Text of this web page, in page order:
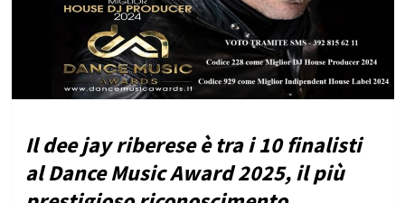
Il dee jay riberese è tra i 10 finalisti
al Dance Music Award 2025, il più